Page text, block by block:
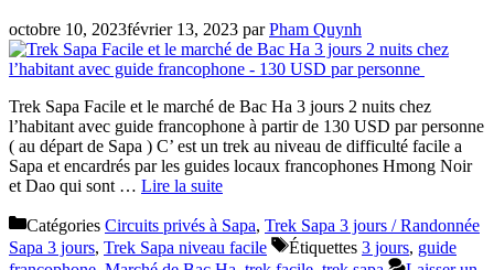
octobre 10, 2023février 13, 2023 parPham Quynh
Trek Sapa Facile et le marché de Bac Ha 3 jours 2 nuits chez
l’habitant avec guide francophone à partir de 130 USD par personne
( au départ de Sapa ) C’ est un trek au niveau de difficulté facile a
Sapa et encardrés par les guides locaux francophones Hmong Noir
et Dao qui sont … Lire la suite
Catégories Circuits privés à Sapa, Trek Sapa 3 jours / Randonnée
Sapa 3 jours, Trek Sapa niveau facile Étiquettes 3 jours, guide